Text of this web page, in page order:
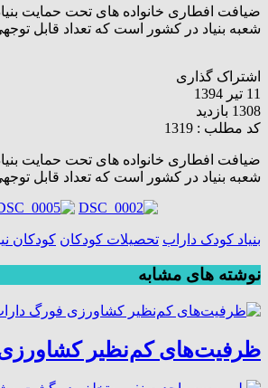
شعبه بنیاد در کشور است که تعداد قابل
اشتراک گذاری
11 تیر 1394
1308 بازدید
کد مطلب : 1319
شعبه بنیاد در کشور است که تعداد قابل
بنیاد کودک داراب تحصیلات کودکان کودکان
نوشته های مشابه
ظرفیت‌های کم‌نظیر کشاورزی